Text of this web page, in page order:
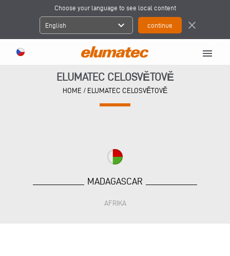
Choose your language to see local content
English expand_more close
menu
ELUMATEC CELOSVĚTOVĚ
HOME / ELUMATEC CELOSVĚTOVĚ
MADAGASCAR
AFRIKA